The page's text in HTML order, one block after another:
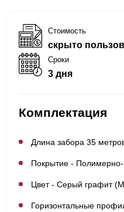
Стоимость
скрыто
Сроки
3 дня
Комплектация
Длина забора 35
Покрытие -
Цвет - Серый графит
Горизонтальные